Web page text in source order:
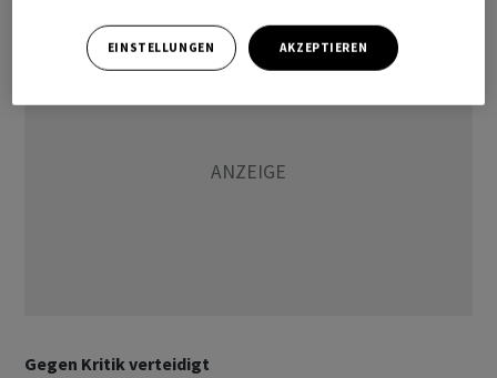
Gegen Kritik verteidigt
EINSTELLUNGEN AKZEPTIEREN